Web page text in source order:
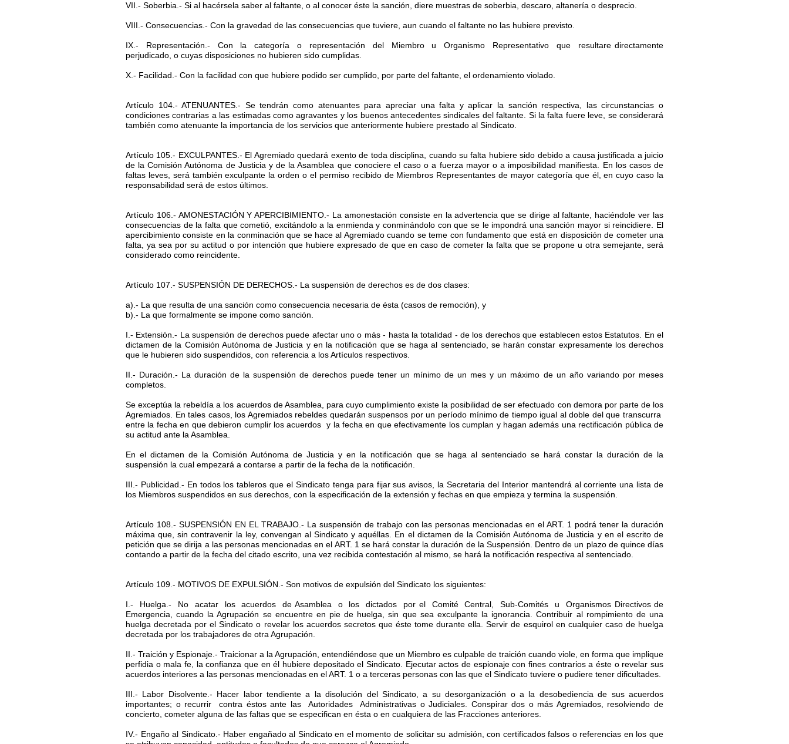
VII.- Soberbia.- Si al hacérsela saber al faltante, o al conocer éste la sanción, diere muestras de soberbia, descaro, altanería o desprecio.
VIII.- Consecuencias.- Con la gravedad de las consecuencias que tuviere, aun cuando el faltante no las hubiere previsto.
IX.- Representación.- Con la categoría o representación del Miembro u Organismo Representativo que resultare directamente
perjudicado, o cuyas disposiciones no hubieren sido cumplidas.
X.- Facilidad.- Con la facilidad con que hubiere podido ser cumplido, por parte del faltante, el ordenamiento violado.
Artículo 104.- ATENUANTES.- Se tendrán como atenuantes para apreciar una falta y aplicar la sanción respectiva, las circunstancias o
condiciones contrarias a las estimadas como agravantes y los buenos antecedentes sindicales del faltante. Si la falta fuere leve, se considerará
también como atenuante la importancia de los servicios que anteriormente hubiere prestado al Sindicato.
Artículo 105.- EXCULPANTES.- El Agremiado quedará exento de toda disciplina, cuando su falta hubiere sido debido a causa justificada a juicio
de la Comisión Autónoma de Justicia y de la Asamblea que conociere el caso o a fuerza mayor o a imposibilidad manifiesta. En los casos de
faltas leves, será también exculpante la orden o el permiso recibido de Miembros Representantes de mayor categoría que él, en cuyo caso la
responsabilidad será de estos últimos.
Artículo 106.- AMONESTACIÓN Y APERCIBIMIENTO.- La amonestación consiste en la advertencia que se dirige al faltante, haciéndole ver las
consecuencias de la falta que cometió, excitándolo a la enmienda y conminándolo con que se le impondrá una sanción mayor si reincidiere. El
apercibimiento consiste en la conminación que se hace al Agremiado cuando se teme con fundamento que está en disposición de cometer una
falta, ya sea por su actitud o por intención que hubiere expresado de que en caso de cometer la falta que se propone u otra semejante, será
considerado como reincidente.
Artículo 107.- SUSPENSIÓN DE DERECHOS.- La suspensión de derechos es de dos clases:
a).- La que resulta de una sanción como consecuencia necesaria de ésta (casos de remoción), y
b).- La que formalmente se impone como sanción.
I.- Extensión.- La suspensión de derechos puede afectar uno o más - hasta la totalidad - de los derechos que establecen estos Estatutos. En el
dictamen de la Comisión Autónoma de Justicia y en la notificación que se haga al sentenciado, se harán constar expresamente los derechos
que le hubieren sido suspendidos, con referencia a los Artículos respectivos.
II.- Duración.- La duración de la suspensión de derechos puede tener un mínimo de un mes y un máximo de un año variando por meses
completos.
Se exceptúa la rebeldía a los acuerdos de Asamblea, para cuyo cumplimiento existe la posibilidad de ser efectuado con demora por parte de los
Agremiados. En tales casos, los Agremiados rebeldes quedarán suspensos por un período mínimo de tiempo igual al doble del que transcurra
entre la fecha en que debieron cumplir los acuerdos y la fecha en que efectivamente los cumplan y hagan además una rectificación pública de
su actitud ante la Asamblea.
En el dictamen de la Comisión Autónoma de Justicia y en la notificación que se haga al sentenciado se hará constar la duración de la
suspensión la cual empezará a contarse a partir de la fecha de la notificación.
III.- Publicidad.- En todos los tableros que el Sindicato tenga para fijar sus avisos, la Secretaria del Interior mantendrá al corriente una lista de
los Miembros suspendidos en sus derechos, con la especificación de la extensión y fechas en que empieza y termina la suspensión.
Artículo 108.- SUSPENSIÓN EN EL TRABAJO.- La suspensión de trabajo con las personas mencionadas en el ART. 1 podrá tener la duración
máxima que, sin contravenir la ley, convengan al Sindicato y aquéllas. En el dictamen de la Comisión Autónoma de Justicia y en el escrito de
petición que se dirija a las personas mencionadas en el ART. 1 se hará constar la duración de la Suspensión. Dentro de un plazo de quince días
contando a partir de la fecha del citado escrito, una vez recibida contestación al mismo, se hará la notificación respectiva al sentenciado.
Artículo 109.- MOTIVOS DE EXPULSIÓN.- Son motivos de expulsión del Sindicato los siguientes:
I.- Huelga.- No acatar los acuerdos de Asamblea o los dictados por el Comité Central, Sub-Comités u Organismos Directivos de
Emergencia, cuando la Agrupación se encuentre en pie de huelga, sin que sea exculpante la ignorancia. Contribuir al rompimiento de una
huelga decretada por el Sindicato o revelar los acuerdos secretos que éste tome durante ella. Servir de esquirol en cualquier caso de huelga
decretada por los trabajadores de otra Agrupación.
II.- Traición y Espionaje.- Traicionar a la Agrupación, entendiéndose que un Miembro es culpable de traición cuando viole, en forma que implique
perfidia o mala fe, la confianza que en él hubiere depositado el Sindicato. Ejecutar actos de espionaje con fines contrarios a éste o revelar sus
acuerdos interiores a las personas mencionadas en el ART. 1 o a terceras personas con las que el Sindicato tuviere o pudiere tener dificultades.
III.- Labor Disolvente.- Hacer labor tendiente a la disolución del Sindicato, a su desorganización o a la desobediencia de sus acuerdos
importantes; o recurrir contra éstos ante las Autoridades Administrativas o Judiciales. Conspirar dos o más Agremiados, resolviendo de
concierto, cometer alguna de las faltas que se especifican en ésta o en cualquiera de las Fracciones anteriores.
IV.- Engaño al Sindicato.- Haber engañado al Sindicato en el momento de solicitar su admisión, con certificados falsos o referencias en los que